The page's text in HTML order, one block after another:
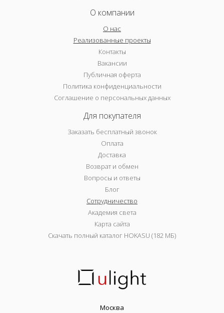
О компании
О нас
Реализованные проекты
Контакты
Вакансии
Публичная оферта
Политика конфиденциальности
Соглашение о персональных данных
Для покупателя
Заказать бесплатный звонок
Оплата
Доставка
Возврат и обмен
Вопросы и ответы
Блог
Сотрудничество
Академия света
Карта сайта
Скачать полный каталог HOKASU (182 МБ)
Москва